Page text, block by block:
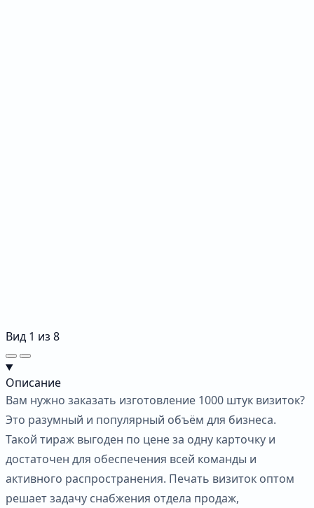
Вид 1 из 8
Описание
Вам нужно заказать изготовление 1000 штук визиток?
Это разумный и популярный объём для бизнеса.
Такой тираж выгоден по цене за одну карточку и
достаточен для обеспечения всей команды и
активного распространения. Печать визиток оптом
решает задачу снабжения отдела продаж,